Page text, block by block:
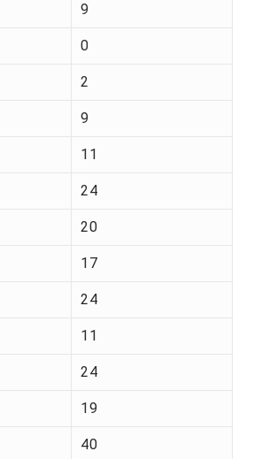
9
0
2
9
11
24
20
17
24
11
24
19
40